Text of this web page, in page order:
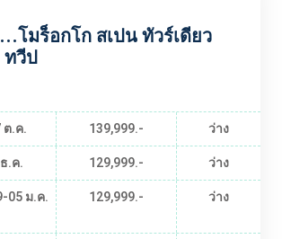
โมร็อกโก สเปน ทัวร์เดียว
ทวีป
ต.ค. 139,999.-
ว่าง
.ค. 129,999.-
ว่าง
05 ม.ค.
129,999.- ว่าง